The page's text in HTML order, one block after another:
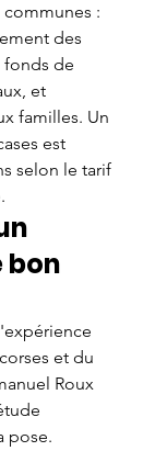
:
des
fonds de
et
familles. Un
est
selon le tarif
bon
et du
Roux
pose.